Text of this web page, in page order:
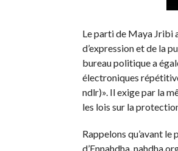
Le parti de Maya Jribi
d’expression et de la
bureau politique a
électroniques
ndlr)». Il exige par la
les lois sur la
Rappelons qu’avant
d’Ennahdha,